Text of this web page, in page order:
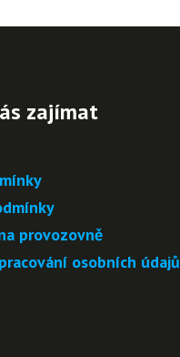
zajímat
provozovně
osobních údajů